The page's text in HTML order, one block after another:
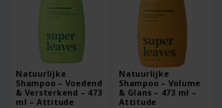
Natuurlijke
Shampoo – Voedend
& Versterkend – 473
ml – Attitude
Natuurlijke
Shampoo – Volume
& Glans – 473 ml –
Attitude